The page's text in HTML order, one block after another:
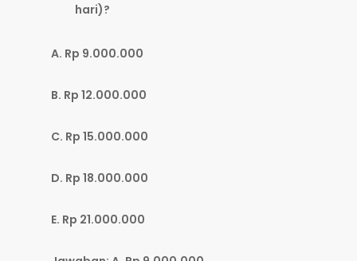
hari)?
A. Rp 9.000.000
B. Rp 12.000.000
C. Rp 15.000.000
D. Rp 18.000.000
E. Rp 21.000.000